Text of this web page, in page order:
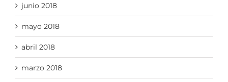
junio 2018
mayo 2018
abril 2018
marzo 2018